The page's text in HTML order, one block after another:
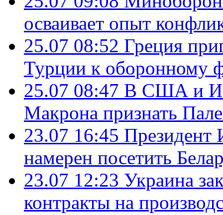
осваивает опыт
25.07 08:52 Греция
Турции к оборонному
25.07 08:47 В США и
Макрона признать
23.07 16:45 Президент
намерен посетить
23.07 12:23 Украина
контракты на